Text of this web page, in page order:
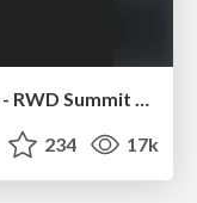
Fight the Zombie Pattern Library - RWD Summit 2016
234 17k